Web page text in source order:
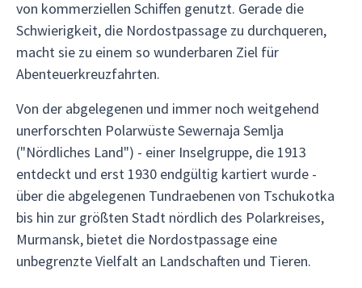
von kommerziellen Schiffen genutzt. Gerade die
Schwierigkeit, die Nordostpassage zu durchqueren,
macht sie zu einem so wunderbaren Ziel für
Abenteuerkreuzfahrten.
Von der abgelegenen und immer noch weitgehend
unerforschten Polarwüste Sewernaja Semlja
("Nördliches Land") - einer Inselgruppe, die 1913
entdeckt und erst 1930 endgültig kartiert wurde -
über die abgelegenen Tundraebenen von Tschukotka
bis hin zur größten Stadt nördlich des Polarkreises,
Murmansk, bietet die Nordostpassage eine
unbegrenzte Vielfalt an Landschaften und Tieren.